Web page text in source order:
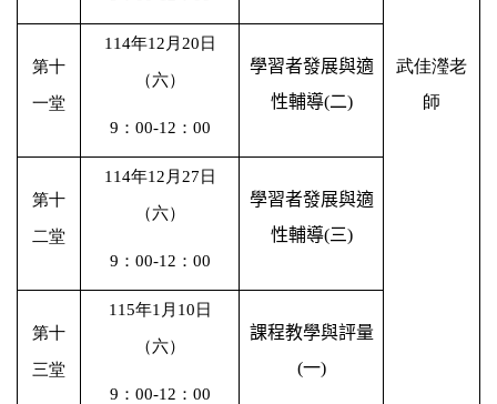
武佳瀅老
師
第十
一堂
114年12 月 20 日
（六）
9 ： 00-12 ： 00
學習者發展與適
性輔導(二)
第十
二堂
114年12 月 27 日
（六）
9 ： 00-12 ： 00
學習者發展與適
性輔導(三)
第十
三堂
115年1 月 10 日
（六）
9 ： 00-12 ： 00
課程教學與評量
(一)